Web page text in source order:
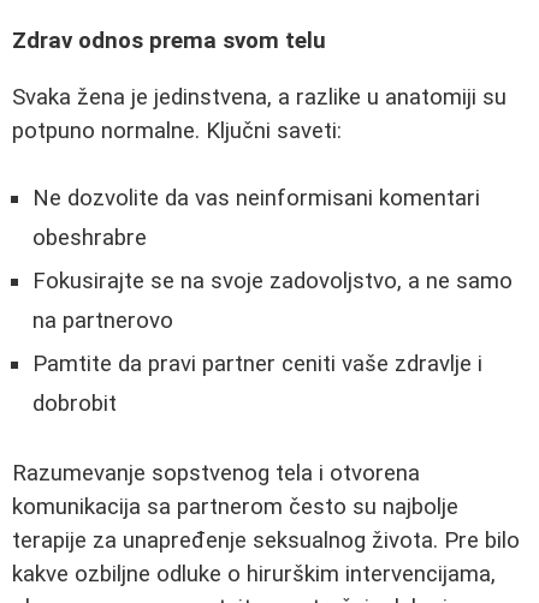
Zdrav odnos prema svom telu
Svaka žena je jedinstvena, a razlike u anatomiji su
potpuno normalne. Ključni saveti:
Ne dozvolite da vas neinformisani komentari
obeshrabre
Fokusirajte se na svoje zadovoljstvo, a ne samo
na partnerovo
Pamtite da pravi partner ceniti vaše zdravlje i
dobrobit
Razumevanje sopstvenog tela i otvorena
komunikacija sa partnerom često su najbolje
terapije za unapređenje seksualnog života. Pre bilo
kakve ozbiljne odluke o hirurškim intervencijama,